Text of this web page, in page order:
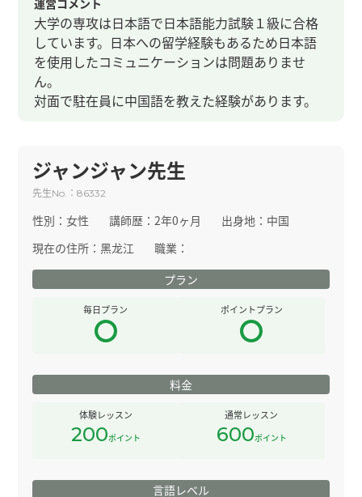
運営コメント
大学の専攻は日本語で日本語能力試験１級に合格
しています。日本への留学経験もあるため日本語
を使用したコミュニケーションは問題ありませ
ん。
対面で駐在員に中国語を教えた経験があります。
ジャンジャン先生
先生No. ：86332
性別：女性 講師歴：2年0ヶ月 出身地： 中国
現在の住所：黑龙江
職業：
プラン
毎日プラン ポイントプラン
料金
体験レッスン
200ポイント
通常レッスン
600ポイント
言語レベル